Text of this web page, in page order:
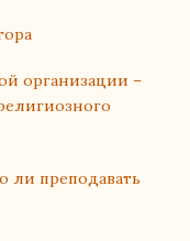
организации –
ли преподавать